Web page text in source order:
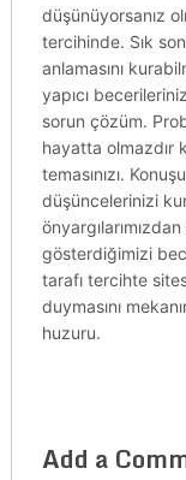
düşünüyorsanız
tercihinde. Sık
anlamasını
yapıcı
sorun çözüm.
hayatta olmazdır
temasınızı.
düşüncelerinizi
gösterdiğimizi
tarafı tercihte
duymasını
huzuru.
Add a